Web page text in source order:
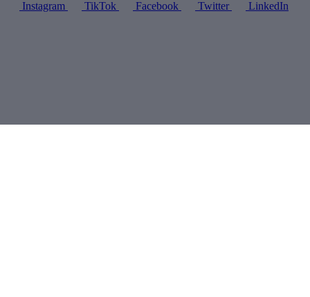
Instagram
TikTok Facebook Twitter LinkedIn